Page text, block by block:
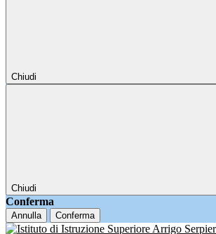
Chiudi
Chiudi
Conferma
Annulla Conferma